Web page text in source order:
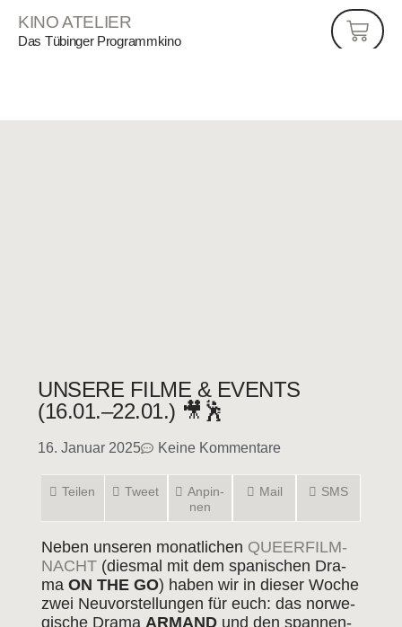
KINO ATELIER
Das Tübinger Programmkino
UNSE­RE FIL­ME & EVENTS
(16.01.–22.01.) 🎥🕺
16. Januar 2025 Keine Kommentare
Tei­len Tweet
Anpin­
nen
Mail SMS
Neben unse­ren monat­li­chen QUE­ER­FILM­
NACHT (dies­mal mit dem spa­ni­schen Dra­
ma ON THE GO) haben wir in die­ser Woche
zwei Neu­vor­stel­lun­gen für euch: das nor­we­
gi­sche Dra­ma ARMAND und den span­nen­